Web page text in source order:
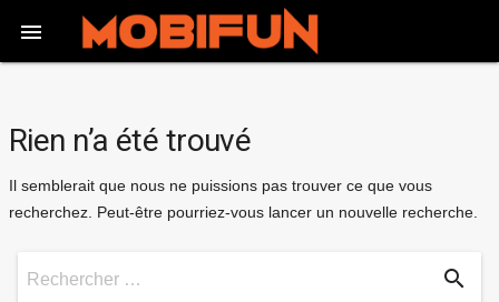

Rien n’a été trouvé
Il semblerait que nous ne puissions pas trouver ce que vous
recherchez. Peut-être pourriez-vous lancer un nouvelle recherche.
Rechercher … search